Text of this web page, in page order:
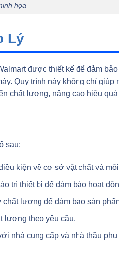
họa
Lý
được thiết kế để đảm
Quy trình này không chỉ giúp
chất lượng, nâng cao hiệu
sau:
kiện về cơ sở vật chất và
trì thiết bị để đảm bảo hoạt
lượng để đảm bảo sản
lượng theo yêu cầu.
nhà cung cấp và nhà thầu